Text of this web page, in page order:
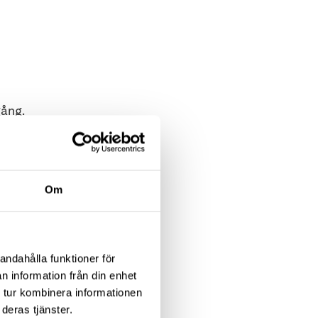
Om
funktioner för
information från din enhet
kombinera informationen
tjänster.